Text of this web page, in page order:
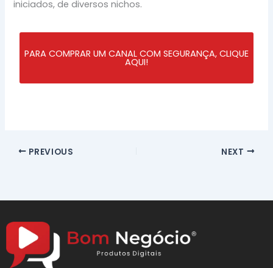
iniciados, de diversos nichos.
PARA COMPRAR UM CANAL COM SEGURANÇA, CLIQUE
AQUI!
PREVIOUS NEXT